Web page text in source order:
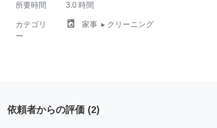
所要時間 3.0 時間
カテゴリ
ー
local_laundry_service 家事 ▸ クリーニング
依頼者からの評価 (2)